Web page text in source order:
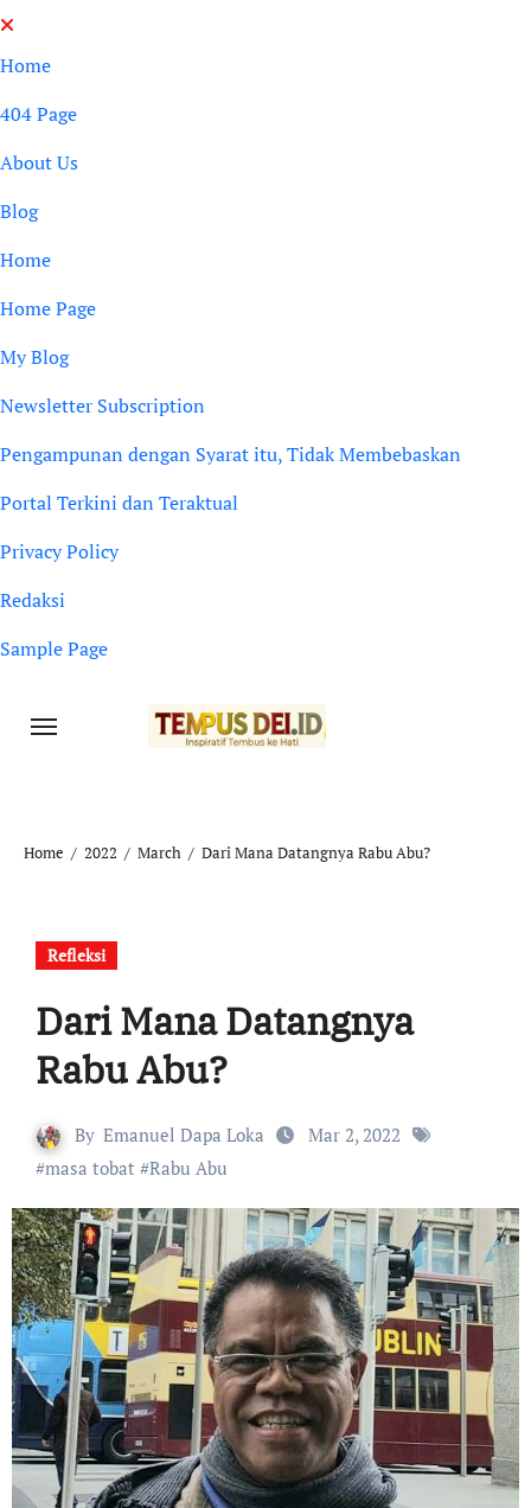
Skip
to
Home
404 Page
About Us
Blog
Home
Home Page
My Blog
Newsletter Subscription
Pengampunan dengan Syarat itu, Tidak Membebaskan
Portal Terkini dan Teraktual
Privacy Policy
Redaksi
Sample Page
Home 2022 March Dari Mana Datangnya Rabu Abu?
Refleksi
Dari Mana Datangnya
Rabu Abu?
By Emanuel Dapa Loka
Mar 2, 2022
#masa tobat #Rabu Abu